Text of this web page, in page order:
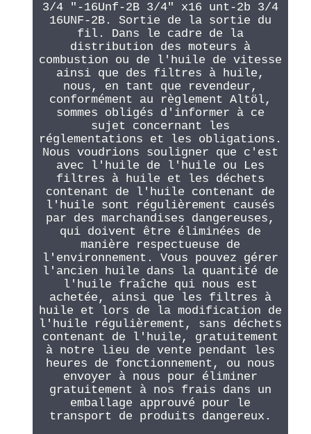
3/4 "-16Unf-2B 3/4" x16 unt-2b 3/4
16UNF-2B. Sortie de la sortie du
fil. Dans le cadre de la
distribution des moteurs à
combustion ou de l'huile de vitesse
ainsi que des filtres à huile,
nous, en tant que revendeur,
conformément au règlement Altöl,
sommes obligés d'informer à ce
sujet concernant les
réglementations et les obligations.
Nous voudrions souligner que c'est
avec l'huile de l'huile ou Les
filtres à huile et les déchets
contenant de l'huile contenant de
l'huile sont régulièrement causés
par des marchandises dangereuses,
qui doivent être éliminées de
manière respectueuse de
l'environnement. Vous pouvez gérer
l'ancien huile dans la quantité de
l'huile fraîche qui nous est
achetée, ainsi que les filtres à
huile et lors de la modification de
l'huile régulièrement, sans déchets
contenant de l'huile, gratuitement
à notre lieu de vente pendant les
heures de fonctionnement, ou nous
envoyer à nous pour éliminer
gratuitement à nos frais dans un
emballage approuvé pour le
transport de produits dangereux.